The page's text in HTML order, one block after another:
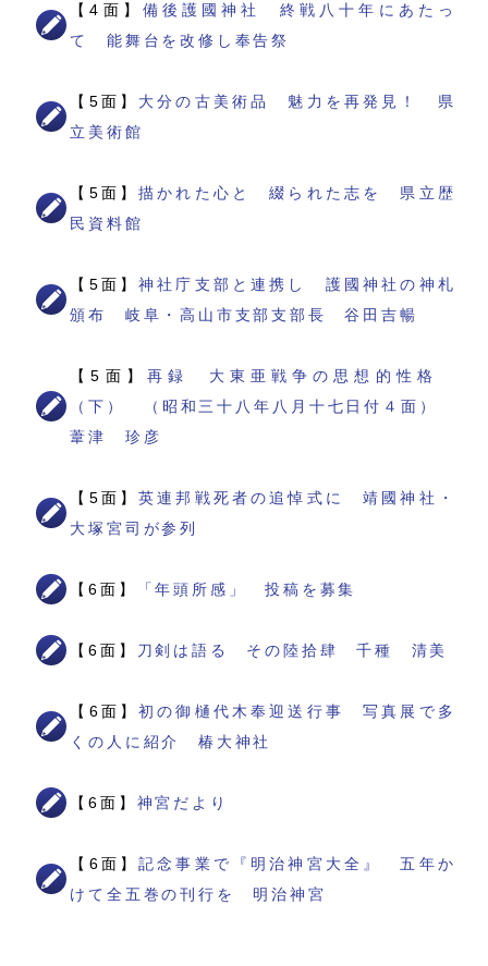
【4面】 備後護國神社 終戦八十年にあたっ
て 能舞台を改修し奉告祭
【5面】 大分の古美術品 魅力を再発見！ 県
立美術館
【5面】描かれた心と 綴られた志を 県立歴
民資料館
【5面】神社庁支部と連携し 護國神社の神札
頒布 岐阜・高山市支部支部長 谷田吉暢
【5面】 再録 大東亜戦争の思想的性格
（下） （昭和三十八年八月十七日付４面）
葦津 珍彦
【5面】英連邦戦死者の追悼式に 靖國神社・
大塚宮司が参列
【6面】 「年頭所感」 投稿を募集
【6面】 刀剣は語る その陸拾肆 千種 清美
【6面】初の御樋代木奉迎送行事 写真展で多
くの人に紹介 椿大神社
【6面】 神宮だより
【6面】記念事業で『明治神宮大全』 五年か
けて全五巻の刊行を 明治神宮